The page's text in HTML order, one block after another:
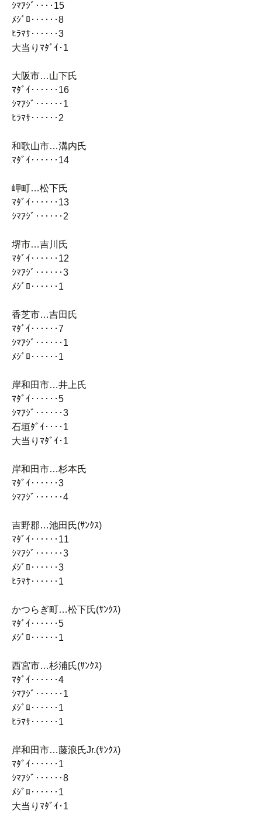
ｼﾏｱｼﾞ‥‥15
ﾒｼﾞﾛ‥‥‥8
ﾋﾗﾏｻ‥‥‥3
大当りﾏﾀﾞｲ･1
大阪市…山下氏
ﾏﾀﾞｲ‥‥‥16
ｼﾏｱｼﾞ‥‥‥1
ﾋﾗﾏｻ‥‥‥2
和歌山市…溝内氏
ﾏﾀﾞｲ‥‥‥14
岬町…松下氏
ﾏﾀﾞｲ‥‥‥13
ｼﾏｱｼﾞ‥‥‥2
堺市…吉川氏
ﾏﾀﾞｲ‥‥‥12
ｼﾏｱｼﾞ‥‥‥3
ﾒｼﾞﾛ‥‥‥1
香芝市…吉田氏
ﾏﾀﾞｲ‥‥‥7
ｼﾏｱｼﾞ‥‥‥1
ﾒｼﾞﾛ‥‥‥1
岸和田市…井上氏
ﾏﾀﾞｲ‥‥‥5
ｼﾏｱｼﾞ‥‥‥3
石垣ﾀﾞｲ‥‥1
大当りﾏﾀﾞｲ･1
岸和田市…杉本氏
ﾏﾀﾞｲ‥‥‥3
ｼﾏｱｼﾞ‥‥‥4
吉野郡…池田氏(ｻﾝｸｽ)
ﾏﾀﾞｲ‥‥‥11
ｼﾏｱｼﾞ‥‥‥3
ﾒｼﾞﾛ‥‥‥3
ﾋﾗﾏｻ‥‥‥1
かつらぎ町…松下氏(ｻﾝｸｽ)
ﾏﾀﾞｲ‥‥‥5
ﾒｼﾞﾛ‥‥‥1
西宮市…杉浦氏(ｻﾝｸｽ)
ﾏﾀﾞｲ‥‥‥4
ｼﾏｱｼﾞ‥‥‥1
ﾒｼﾞﾛ‥‥‥1
ﾋﾗﾏｻ‥‥‥1
岸和田市…藤浪氏Jr.(ｻﾝｸｽ)
ﾏﾀﾞｲ‥‥‥1
ｼﾏｱｼﾞ‥‥‥8
ﾒｼﾞﾛ‥‥‥1
大当りﾏﾀﾞｲ･1